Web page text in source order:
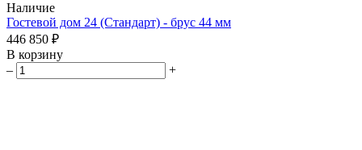
Наличие
Гостевой дом 24 (Стандарт) - брус 44 мм
446 850 ₽
В корзину
–
+